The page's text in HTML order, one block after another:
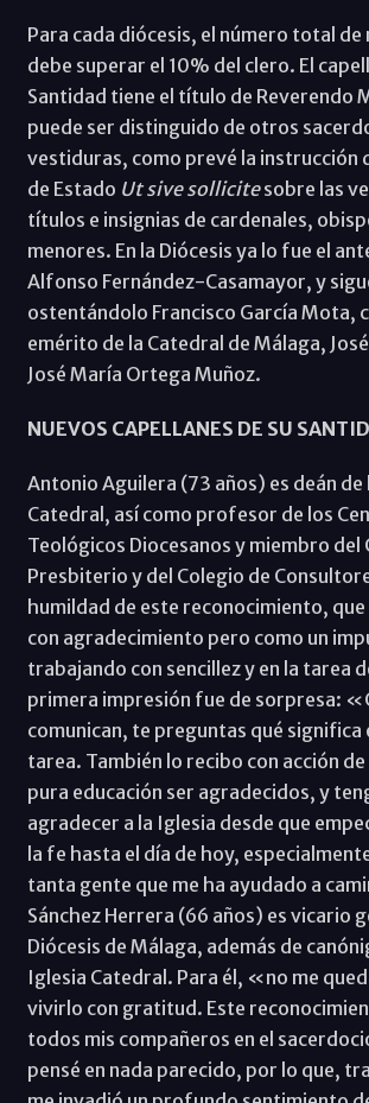
Para cada diócesis, el número total de
debe superar el 10% del clero. El
Santidad tiene el título de Reverendo
puede ser distinguido de otros
vestiduras, como prevé la instrucción
de Estado Ut sive sollicitesobre las
títulos e insignias de cardenales,
menores. En la Diócesis ya lo fue el
Alfonso Fernández-Casamayor, y
ostentándolo Francisco García Mota,
emérito de la Catedral de Málaga,
José María Ortega Muñoz.
NUEVOS CAPELLANES DE SU
Antonio Aguilera (73 años) es deán de
Catedral, así como profesor de los
Teológicos Diocesanos y miembro del
Presbiterio y del Colegio de
humildad de este reconocimiento,
con agradecimiento pero como un
trabajando con sencillez y en la tarea
primera impresión fue de sorpresa:
comunican, te preguntas qué significa
tarea. También lo recibo con acción de
pura educación ser agradecidos, y
agradecer a la Iglesia desde que
la fe hasta el día de hoy,
tanta gente que me ha ayudado a
Sánchez Herrera (66 años) es vicario
Diócesis de Málaga, además de
Iglesia Catedral. Para él, «no me
vivirlo con gratitud. Este
todos mis compañeros en el
pensé en nada parecido, por lo que,